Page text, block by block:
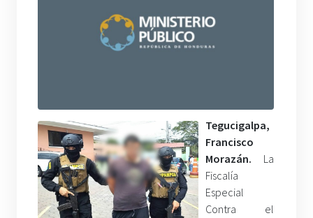
Tegucigalpa,
Francisco
Morazán. La
Fiscalía
Especial
Contra el